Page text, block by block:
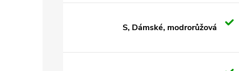
S, Dámské, modrorůžová